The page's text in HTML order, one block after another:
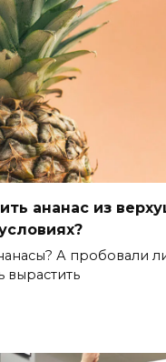
ананас из
А пробовали
вырастить